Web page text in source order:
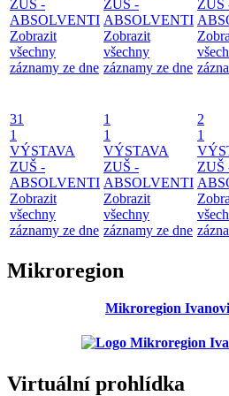
ZUŠ -
ABSOLVENTI
Zobrazit
všechny
záznamy ze dne
ZUŠ -
ABSOLVENTI
Zobrazit
všechny
záznamy ze dne
ZUŠ
31
1
VÝSTAVA
ZUŠ -
ABSOLVENTI
Zobrazit
všechny
záznamy ze dne
1
1
VÝSTAVA
ZUŠ -
ABSOLVENTI
Zobrazit
všechny
záznamy ze dne
2
1
ZUŠ
Mikroregion
Mikroregion
Virtuální prohlídka